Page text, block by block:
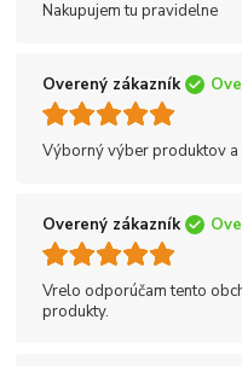
Nakupujem tu pravidelne
Overený zákazník
Výborný výber produktov
Overený zákazník
Vrelo odporúčam tento
produkty.